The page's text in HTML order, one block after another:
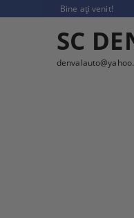
Bine ați venit!
SC